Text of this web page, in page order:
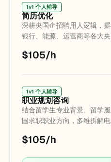
题模板，结合留学生海外专
题思路，针对性修正答题误
状态。通过全真实战带练，
面试节奏，跳出海外应试思
点，全方位提升面试竞争力
1v1 个人辅导
简历优化
深耕央国企招聘用人逻辑，
银行、能源、运营商等各大
打磨留学生学术背景、海外
心竞争力，把海外学历优势
简历初审通过率，让留学生
岗位。
$105/h
1v1 个人辅导
职业规划咨询
结合留学生专业背景、留学
国求职职业方向，多维拆解
央企赛道，科学完成岗位匹
的归国从业发展路径，避开
$105/h